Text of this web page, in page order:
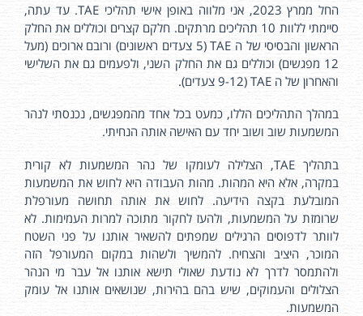
החל ממרץ 2023, אני מלווה באופן אישי תהליכי TAE. עד עתה,
סיימתי ללוות 10 תהליכים מרתקים. חלקם קצרים וכוללים את החלק
הראשון והבסיסי של ה TAE (5 צעדים ראשונים) ורובם ארוכים (מעל
12 מפגשים) וכוללים גם את החלק השני, ולפעמים גם את השלישי
והאחרון של ה TAE (9-12 צעדים).
במהלך התהליכים הללו, כמעט בכל אחד מהמפגשים, נכנסתי לנהר
המשמעות שוב ושוב יחד עם האישה אותה הנחיתי.
בתהליך TAE, הצלילה לעומקו של נהר המשמעות לא קורית
במקרה, אלא היא המהות. מהות העבודה היא לחוש את המשמעות
המובלעת בקצה הידיעה. לחוש את אותה תחושה מעורפלת
שרומזת על המשמעות, ולהעז לחקור מתוכה למרות העמימות. לא
לוותר לדפוסים הרגילים שמפתים להשאיר אותנו על פני השטח
המוכר, היציב והצחיח. להמשיך ולשהות במקום המעורפל הזה
ולהתמסר לדרך לא נודעת שאולי תישא אותנו אל עבר מי הנהר
הצלולים והעמוקים, שיש בהם בהירות, שנושאים אותנו אל עומק
המשמעות.